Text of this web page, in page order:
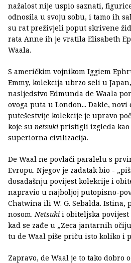
nažalost nije uspio saznati,
odnosila u svoju sobu, i tamo ih
su rat preživjeli poput skrivene
rata Anne ih je vratila Elisabeth
Waala.
S američkim vojnikom Iggiem
Emmy, kolekcija ubrzo seli u
nasljedstvo Edmunda de Waala
ovoga puta u London... Dakle,
putešestvije kolekcije je upravo
koje su netsuki pristigli izgleda
superiorna civilizacija.
De Waal ne povlači paralelu s
Evropu. Njegov je zadatak bio -
dosadašnju povijest kolekcije i
napravio u najboljoj putopisno-
Chatwina ili W. G. Sebalda.
nosom. Netsuki i obiteljska
kad se zađe u „Zeca jantarnih
tu de Waal piše priču isto koliko i
Zapravo, de Waal je to tako dobro